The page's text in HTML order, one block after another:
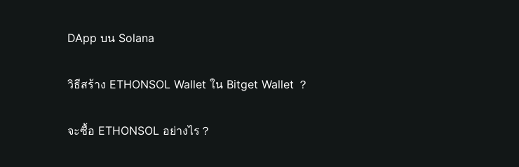
DApp บน Solana
วิธีสร้าง ETHONSOL Wallet ใน Bitget Wallet ？
จะซื้อ ETHONSOL อย่างไร？